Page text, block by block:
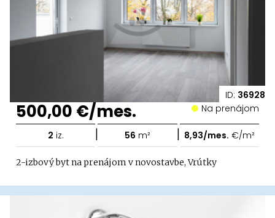
ID: 36928
500,00 €/mes. Na prenájom
2 iz. | 56 m² | 8,93/mes. €/m²
2-izbový byt na prenájom v novostavbe, Vrútky